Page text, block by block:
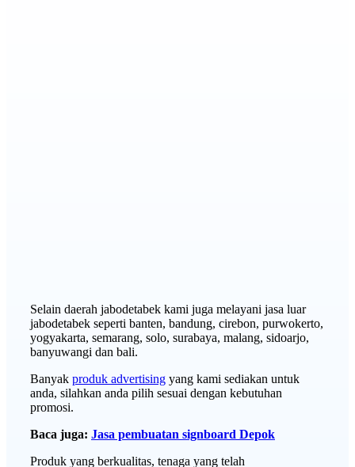
Selain daerah jabodetabek kami juga melayani jasa luar
jabodetabek seperti banten, bandung, cirebon, purwokerto,
yogyakarta, semarang, solo, surabaya, malang, sidoarjo,
banyuwangi dan bali.
Banyak produk advertising yang kami sediakan untuk
anda, silahkan anda pilih sesuai dengan kebutuhan
promosi.
Baca juga: Jasa pembuatan signboard Depok
Produk yang berkualitas, tenaga yang telah